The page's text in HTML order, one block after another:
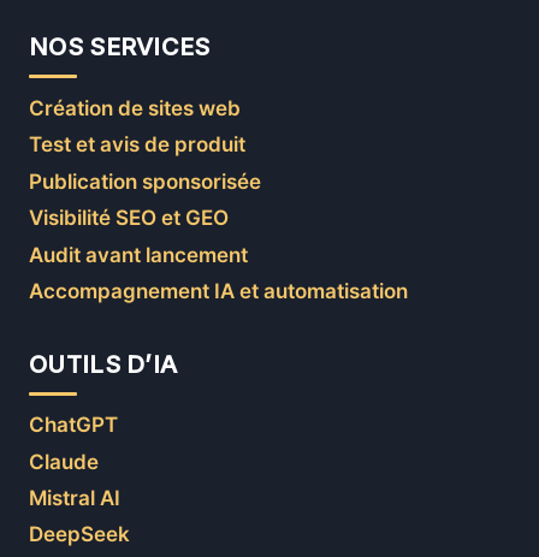
NOS SERVICES
Création de sites web
Test et avis de produit
Publication sponsorisée
Visibilité SEO et GEO
Audit avant lancement
Accompagnement IA et automatisation
OUTILS D’IA
ChatGPT
Claude
Mistral AI
DeepSeek